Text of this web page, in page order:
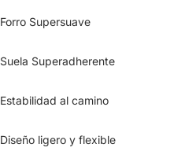
Forro Supersuave
Suela Superadherente
Estabilidad al camino
Diseño ligero y flexible